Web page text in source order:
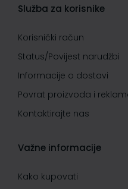
Služba za korisnike
Korisnički račun
Status/Povijest narudžbi
Informacije o dostavi
Povrat proizvoda i
Kontaktirajte nas
Važne informacije
Kako kupovati